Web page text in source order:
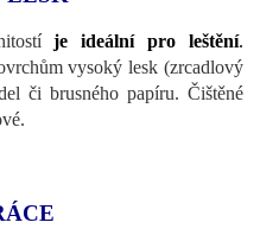
je ideální pro leštění.
vysoký lesk (zrcadlový
či brusného papíru. Čištěné